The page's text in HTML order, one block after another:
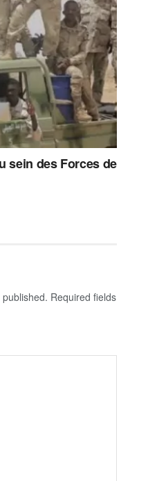
sein des Forces de
Required fields